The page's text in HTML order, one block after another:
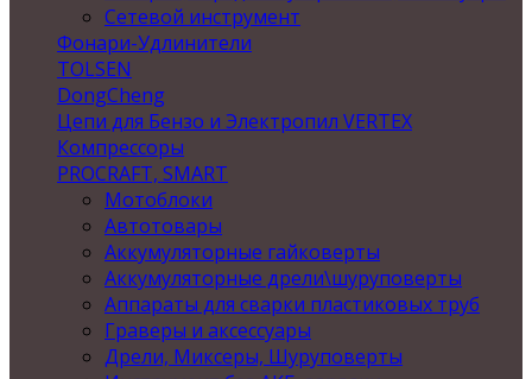
Сетевой инструмент
Фонари-Удлинители
TOLSEN
DongCheng
Цепи для Бензо и Электропил VERTEX
Компрессоры
PROCRAFT, SMART
Мотоблоки
Автотовары
Аккумуляторные гайковерты
Аккумуляторные дрели\шуруповерты
Аппараты для сварки пластиковых труб
Граверы и аксессуары
Дрели, Миксеры, Шуруповерты